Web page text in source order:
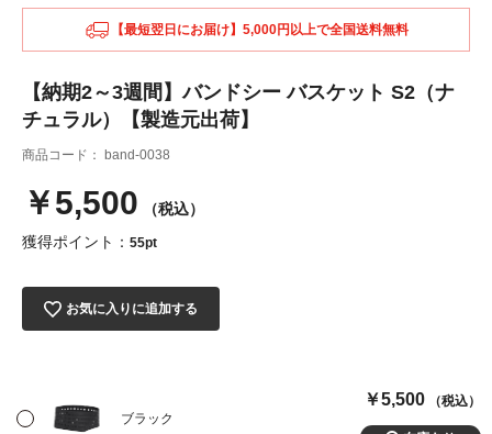
【最短翌日にお届け】5,000円以上で全国送料無料
【納期2～3週間】バンドシー バスケット S2（ナ
チュラル）【製造元出荷】
商品コード： band-0038
￥5,500 （税込）
獲得ポイント： 55pt
お気に入りに追加する
ブラック
￥5,500 （税込）